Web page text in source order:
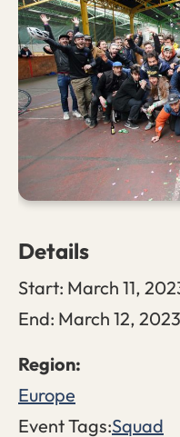
Details
Start: March 11,
End: March 12, 2023
Europe
Event Tags:Squad